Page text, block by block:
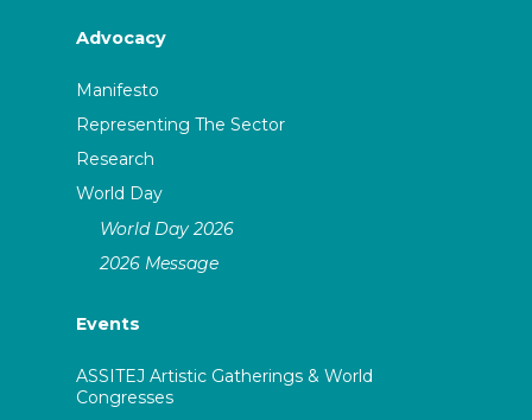
Advocacy
Manifesto
Representing The Sector
Research
World Day
World Day 2026
2026 Message
Events
ASSITEJ Artistic Gatherings & World
Congresses